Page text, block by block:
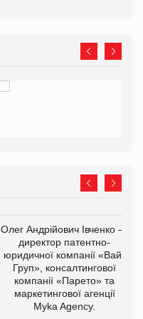
Олег Андрійович Івченко —
директор патентно-
юридичної компанії «Вайз
Груп», консалтингової
компанії «Парето» та
маркетингової агенції
Myka Agency.